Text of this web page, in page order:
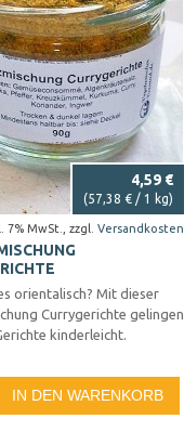
4,59 €
7% MwSt. zzgl. Versandkosten
(57,38 € / 1 kg)
orientalisch? Mit dieser
Currygerichte gelingen
kinderleicht.
IN DEN WARENKORB